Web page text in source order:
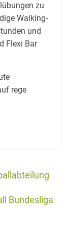
zu
Walking-
und
Flexi Bar
rege
Bundesliga